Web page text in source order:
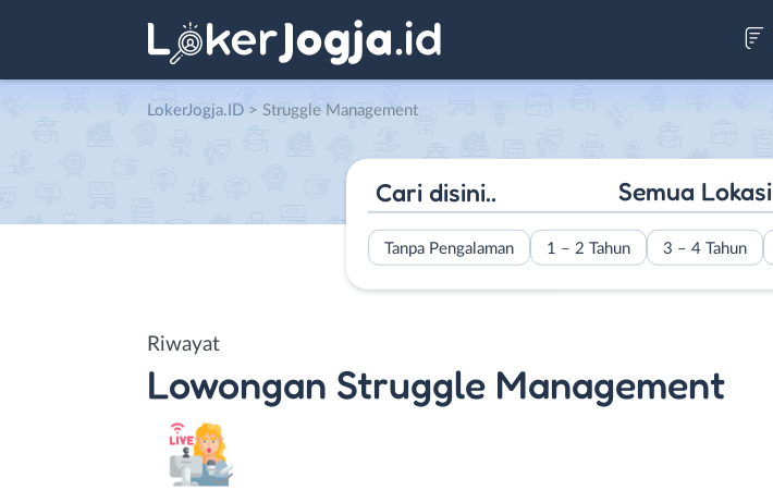
LokerJogja.ID > Struggle Management
Semua Lokasi
Tanpa Pengalaman 1 – 2 Tahun 3 – 4 Tahun
Riwayat
Lowongan Struggle Management